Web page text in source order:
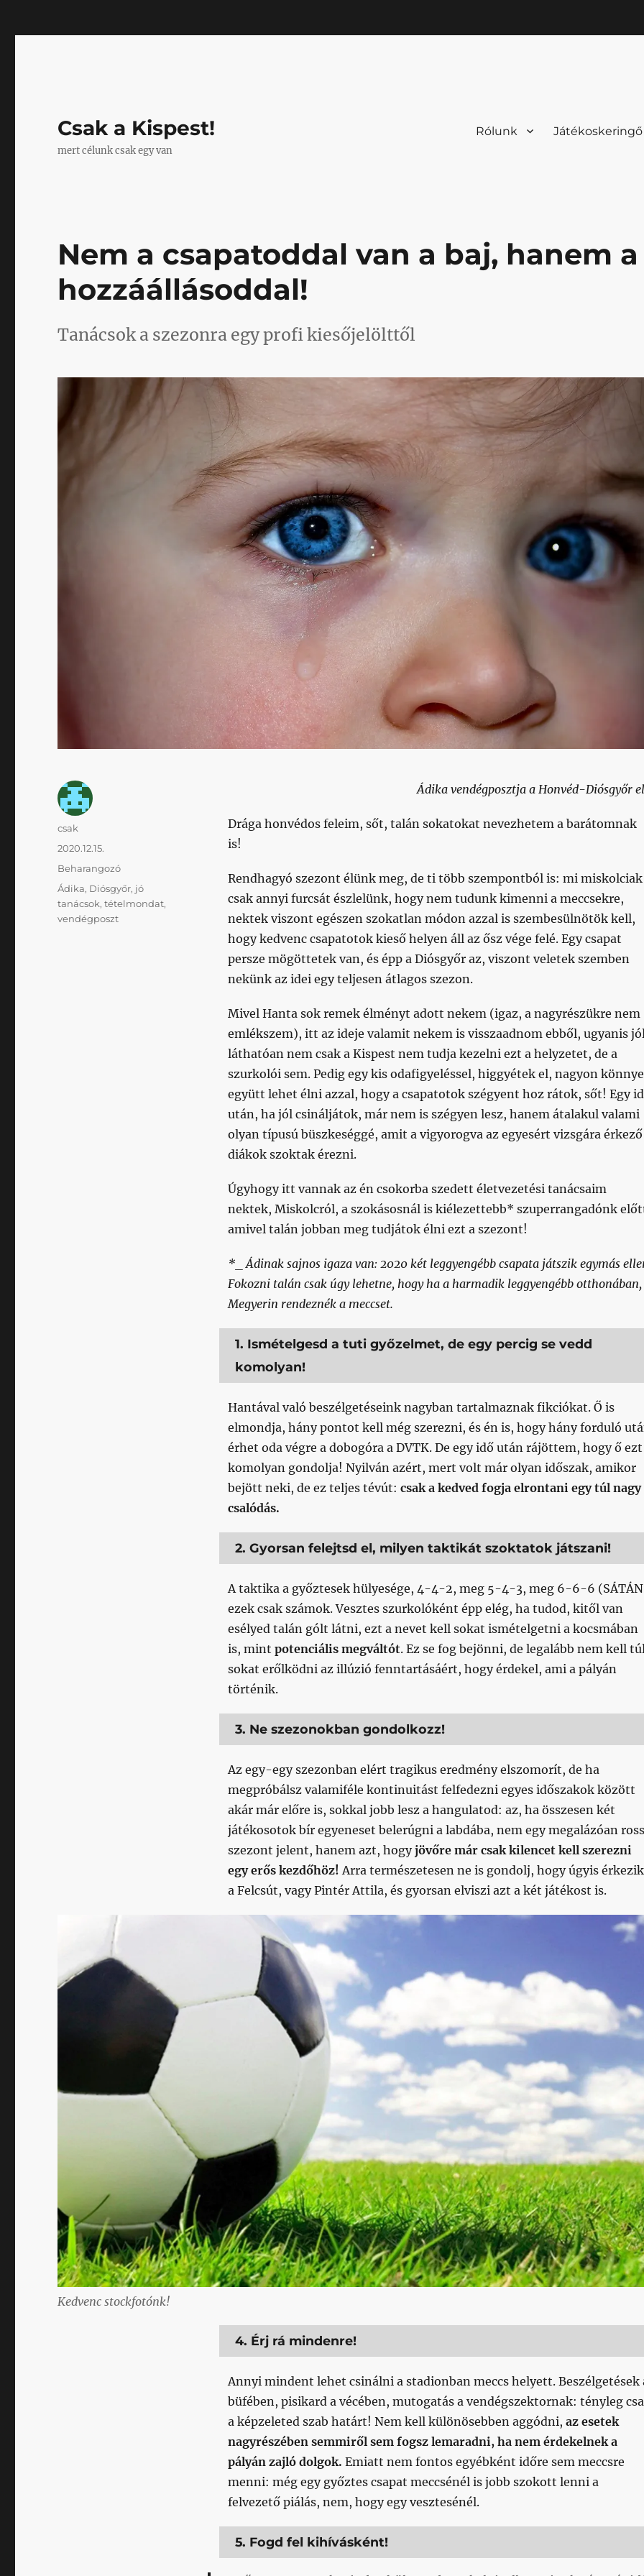
Csak a Kispest!
mert célunk csak egy van
Rólunk Játékoskeringő
Nem a csapatoddal van a baj, hanem a
hozzáállásoddal!
Tanácsok a szezonra egy profi kiesőjelölttől
Ádika vendégposztja a Honvéd-Diósgyőr
Drága honvédos feleim, sőt, talán sokatokat nevezhetem a barátomnak
is!
Rendhagyó szezont élünk meg, de ti több szempontból is: mi miskolciak
csak annyi furcsát észlelünk, hogy nem tudunk kimenni a meccsekre,
nektek viszont egészen szokatlan módon azzal is szembesülnötök kell,
hogy kedvenc csapatotok kieső helyen áll az ősz vége felé. Egy csapat
persze mögöttetek van, és épp a Diósgyőr az, viszont veletek szemben
nekünk az idei egy teljesen átlagos szezon.
Mivel Hanta sok remek élményt adott nekem (igaz, a nagyrészükre nem
emlékszem), itt az ideje valamit nekem is visszaadnom ebből, ugyanis
láthatóan nem csak a Kispest nem tudja kezelni ezt a helyzetet, de a
szurkolói sem. Pedig egy kis odafigyeléssel, higgyétek el, nagyon
együtt lehet élni azzal, hogy a csapatotok szégyent hoz rátok, sőt! Egy
után, ha jól csináljátok, már nem is szégyen lesz, hanem átalakul valami
olyan típusú büszkeséggé, amit a vigyorogva az egyesért vizsgára érkező
diákok szoktak érezni.
Úgyhogy itt vannak az én csokorba szedett életvezetési tanácsaim
nektek, Miskolcról, a szokásosnál is kiélezettebb* szuperrangadónk
amivel talán jobban meg tudjátok élni ezt a szezont!
*_ Ádinak sajnos igaza van: 2020 két leggyengébb csapata játszik egymás
Fokozni talán csak úgy lehetne, hogy ha a harmadik leggyengébb otthonában,
Megyerin rendeznék a meccset.
1. Ismételgesd a tuti győzelmet, de egy percig se vedd
komolyan!
Hantával való beszélgetéseink nagyban tartalmaznak fikciókat. Ő is
elmondja, hány pontot kell még szerezni, és én is, hogy hány forduló
érhet oda végre a dobogóra a DVTK. De egy idő után rájöttem, hogy ő ezt
komolyan gondolja! Nyilván azért, mert volt már olyan időszak, amikor
bejött neki, de ez teljes tévút: csak a kedved fogja elrontani egy túl nagy
csalódás.
2. Gyorsan felejtsd el, milyen taktikát szoktatok játszani!
A taktika a győztesek hülyesége, 4-4-2, meg 5-4-3, meg 6-6-6
ezek csak számok. Vesztes szurkolóként épp elég, ha tudod, kitől van
esélyed talán gólt látni, ezt a nevet kell sokat ismételgetni a kocsmában
is, mint potenciális megváltót. Ez se fog bejönni, de legalább nem kell
sokat erőlködni az illúzió fenntartásáért, hogy érdekel, ami a pályán
történik.
3. Ne szezonokban gondolkozz!
Az egy-egy szezonban elért tragikus eredmény elszomorít, de ha
megpróbálsz valamiféle kontinuitást felfedezni egyes időszakok között
akár már előre is, sokkal jobb lesz a hangulatod: az, ha összesen két
játékosotok bír egyeneset belerúgni a labdába, nem egy megalázóan
szezont jelent, hanem azt, hogyjövőre már csak kilencet kell szerezni
egy erős kezdőhöz! Arra természetesen ne is gondolj, hogy úgyis érkezik
a Felcsút, vagy Pintér Attila, és gyorsan elviszi azt a két játékost is.
Kedvenc stockfotónk!
4. Érj rá mindenre!
Annyi mindent lehet csinálni a stadionban meccs helyett. Beszélgetések
büfében, pisikard a vécében, mutogatás a vendégszektornak: tényleg
a képzeleted szab határt! Nem kell különösebben aggódni, az esetek
nagyrészében semmiről sem fogsz lemaradni, ha nem érdekelnek a
pályán zajló dolgok. Emiatt nem fontos egyébként időre sem meccsre
menni: még egy győztes csapat meccsénél is jobb szokott lenni a
felvezető piálás, nem, hogy egy vesztesénél.
5. Fogd fel kihívásként!
Szerző
csak
Közzétéve
2020.12.15.
Kategória
Beharangozó
Címke
Ádika, Diósgyőr, jó
tanácsok,tételmondat,
vendégposzt